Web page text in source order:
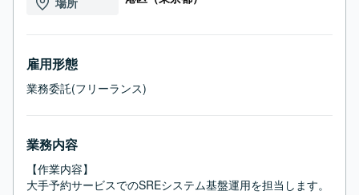
雇用形態
業務委託(フリーランス)
業務内容
【作業内容】
大手予約サービスでのSREシステム基盤運用を担当します。